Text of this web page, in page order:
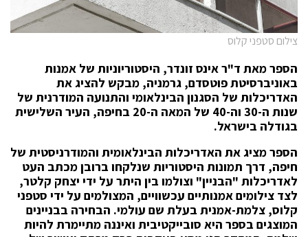
צילום סטפני קלוס
הספר מאת ד"ר אינס זונדר, היסטוריוניות של אמנות
באוניברסיטת פוטסדם, גרמניה, מבקש להציג את
האדריכלות של הסגנון הבינלאומי והתנועה המודרנית של
שנות ה-30 וה-40 של המאה ה-20 בחיפה, העיר השלישית
בגודלה בישראל.
הספר מציג את האדריכלות הבינלאומית והמודרניסטית של
חיפה, דרך תמונות היסטוריות שנלקחו ברובן מכתב העט
לאדריכלות "הבניין" וצולמו בין היתר על ידי יצחק קלטר,
לצד צילומים אמנותיים עכשוויים, המצולמים על ידי סטפני
קלוס, צלמת-אמנית בעלת שם עולמי. הבחירה בבניינים
המוצגים בספר היא סובייקטיבית ואיננה מתיימרת להיות